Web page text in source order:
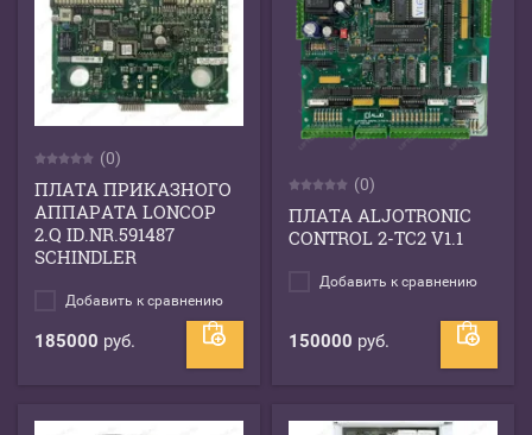
(0)
ПЛАТА ПРИКАЗНОГО
АППАРАТА LONCOP
2.Q ID.NR.591487
SCHINDLER
Добавить к сравнению
185000 руб.
(0)
ПЛАТА ALJOTRONIC
CONTROL 2-TC2 V1.1
Добавить к сравнению
150000 руб.